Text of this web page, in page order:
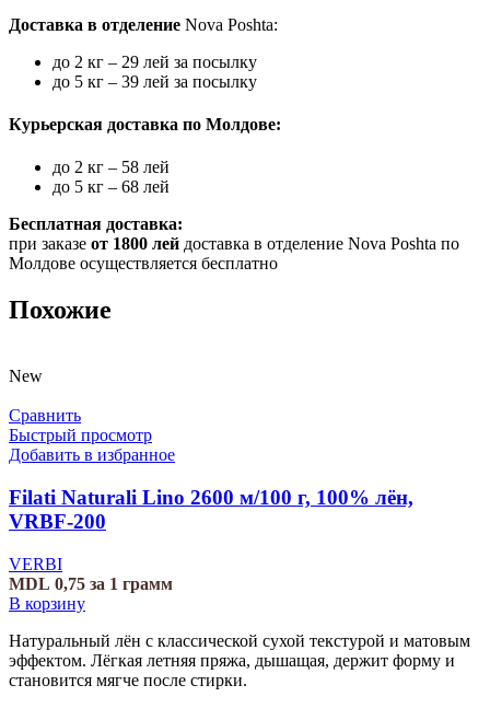
Доставка в отделение Nova Poshta:
до 2 кг – 29 лей за посылку
до 5 кг – 39 лей за посылку
Курьерская доставка по Молдове:
до 2 кг – 58 лей
до 5 кг – 68 лей
Бесплатная доставка:
при заказе от 1800 лей доставка в отделение Nova Poshta по
Молдове осуществляется бесплатно
Похожие
New
Сравнить
Быстрый просмотр
Добавить в избранное
Filati Naturali Lino 2600 м/100 г, 100% лён,
VRBF-200
VERBI
MDL 0,75 за 1 грамм
В корзину
Натуральный лён с классической сухой текстурой и матовым
эффектом. Лёгкая летняя пряжа, дышащая, держит форму и
становится мягче после стирки.